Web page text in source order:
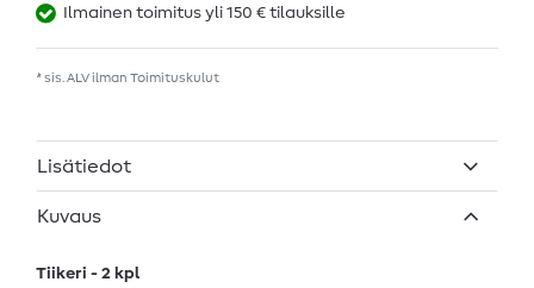
Ilmainen toimitus yli 150 € tilauksille
* sis. ALV ilman Toimituskulut
Lisätiedot
Kuvaus
Tiikeri - 2 kpl